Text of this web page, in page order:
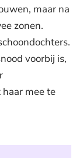
maar na
zonen.
voorbij is,
mee te